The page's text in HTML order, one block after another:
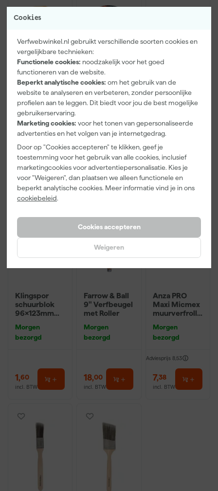
Cookies
Verfwebwinkel.nl gebruikt verschillende soorten cookies en
vergelijkbare technieken:
Functionele cookies: noodzakelijk voor het goed
functioneren van de website.
Beperkt analytische cookies: om het gebruik van de
website te analyseren en verbeteren, zonder persoonlijke
profielen aan te leggen. Dit biedt voor jou de best mogelijke
gebruikerservaring.
Marketing cookies: voor het tonen van gepersonaliseerde
advertenties en het volgen van je internetgedrag.
Door op "Cookies accepteren" te klikken, geef je
toestemming voor het gebruik van alle cookies, inclusief
marketingcookies voor advertentiepersonalisatie. Kies je
voor "Weigeren", dan plaatsen we alleen functionele en
beperkt analytische cookies. Meer informatie vind je in ons
cookiebeleid.
Cookies accepteren
Weigeren
Paintura
Lucamax
Washi tape -
50mx24mm
Morgen
bezorgd
Adviesprijs 6,00
3, 99
incl. BTW
Farrow & Ball
F&B
Kleurenwaaie
bezorgd
22,
incl. BTW
Go!Paint Roll
And Go
Verfemmer -
18cm Roller -
Inzetemmers
en deksel
bezorgd
10, 99
incl. BTW
Onze Top 10
Klingspor
schuurblok
96x123mm
Morgen
bezorgd
1,60
incl. BTW
Farrow & Ball
9" Verfbeugel
met Roller
Morgen
bezorgd
18,00
incl. BTW
Anza PRO
Maxi Micmex
muurverfrolle
Morgen
bezorgd
Adviesprijs 8,53
7,38
incl. BTW